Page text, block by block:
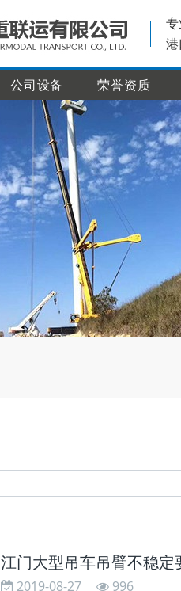
公司设备 荣誉资质
江门大型吊车吊臂不稳定
2019-08-27
996